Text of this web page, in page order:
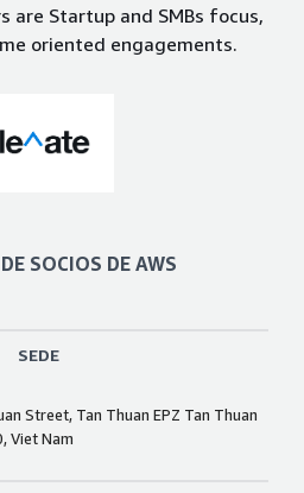
are Startup and SMBs focus,
oriented engagements.
SOCIOS DE AWS
SEDE
Street, Tan Thuan EPZ Tan Thuan
Viet Nam